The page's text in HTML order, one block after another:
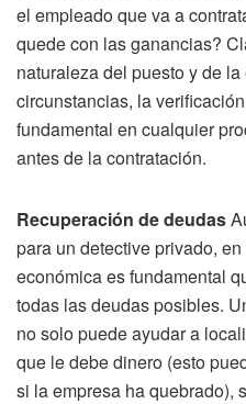
el empleado que va a
quede con las ganancias?
naturaleza del puesto y de
circunstancias, la
fundamental en cualquier
antes de la contratación.
Recuperación de deudas
para un detective privado,
económica es fundamental
todas las deudas posibles.
no solo puede ayudar a
que le debe dinero (esto
si la empresa ha quebrado),